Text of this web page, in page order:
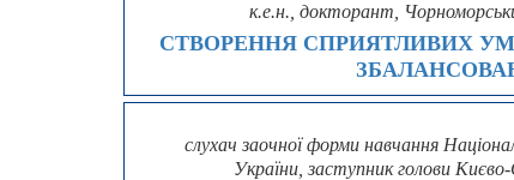
к.е.н., докторант,
СТВОРЕННЯ СПРИЯТЛИВИХ
слухач заочної форми навчання
України, заступник голови